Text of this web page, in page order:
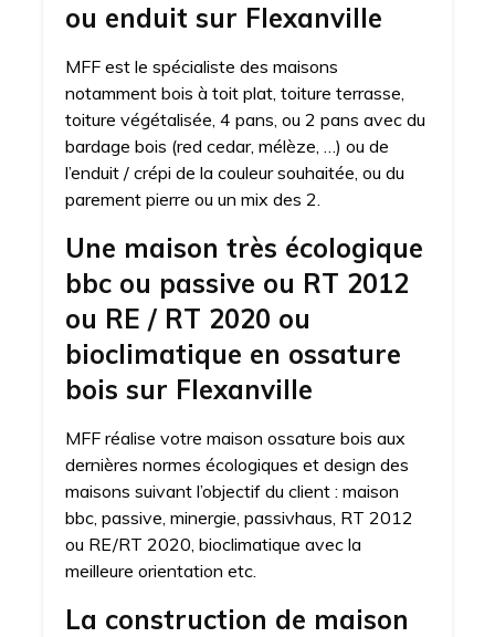
ou enduit sur Flexanville
MFF est le spécialiste des maisons
notamment bois à toit plat, toiture terrasse,
toiture végétalisée, 4 pans, ou 2 pans avec du
bardage bois (red cedar, mélèze, …) ou de
l’enduit / crépi de la couleur souhaitée, ou du
parement pierre ou un mix des 2.
Une maison très écologique
bbc ou passive ou RT 2012
ou RE / RT 2020 ou
bioclimatique en ossature
bois sur Flexanville
MFF réalise votre maison ossature bois aux
dernières normes écologiques et design des
maisons suivant l’objectif du client : maison
bbc, passive, minergie, passivhaus, RT 2012
ou RE/RT 2020, bioclimatique avec la
meilleure orientation etc.
La construction de maison